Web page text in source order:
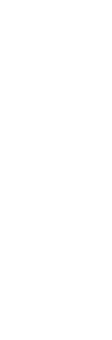
sería
ser un
Imagina
desorden
producto
para
nuestra
convivimos
Estacional